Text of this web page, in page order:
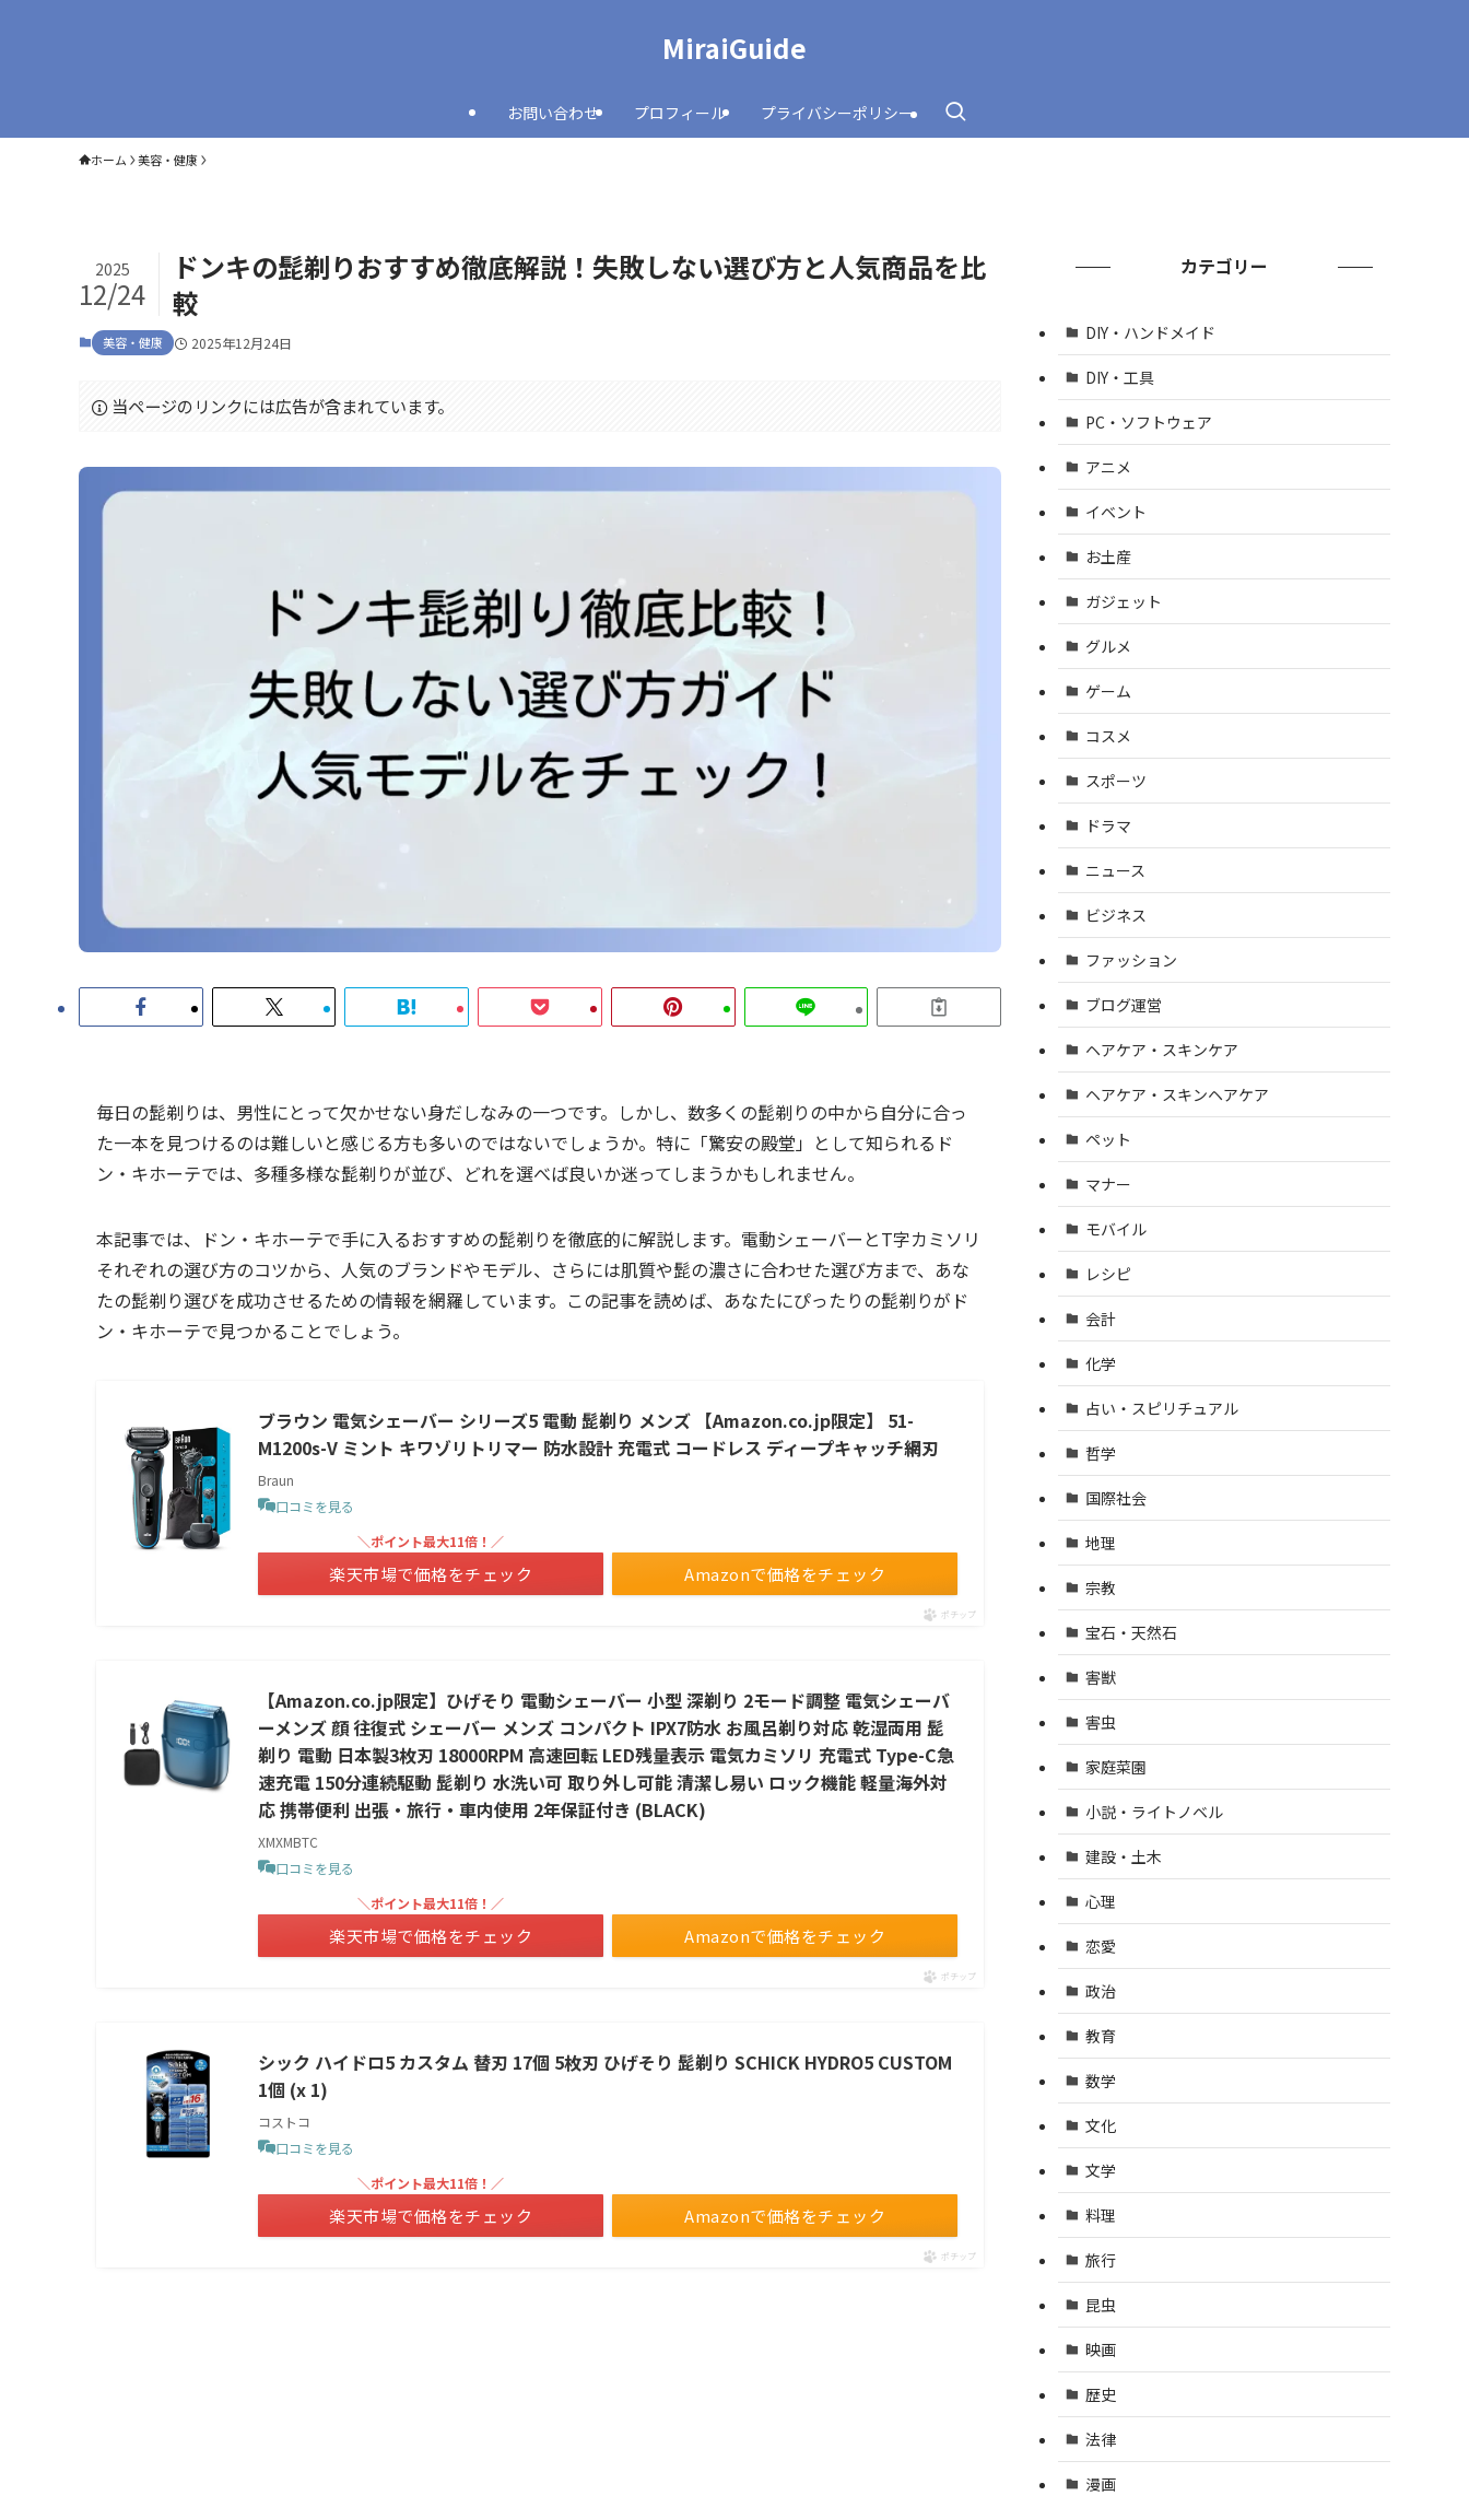
MiraiGuide
お問い合わせ プロフィール プライバシーポリシー
ホーム 美容・健康
ドンキの髭剃りおすすめ徹底解説！失敗しない選び方と人気商品を比
較
2025
12/24
美容・健康 2025年12月24日
当ページのリンクには広告が含まれています。
毎日の髭剃りは、男性にとって欠かせない身だしなみの一つです。しかし、数多くの髭剃りの中から自分に合っ
た一本を見つけるのは難しいと感じる方も多いのではないでしょうか。特に「驚安の殿堂」として知られるド
ン・キホーテでは、多種多様な髭剃りが並び、どれを選べば良いか迷ってしまうかもしれません。
本記事では、ドン・キホーテで手に入るおすすめの髭剃りを徹底的に解説します。電動シェーバーとT字カミソリ
それぞれの選び方のコツから、人気のブランドやモデル、さらには肌質や髭の濃さに合わせた選び方まで、あな
たの髭剃り選びを成功させるための情報を網羅しています。この記事を読めば、あなたにぴったりの髭剃りがド
ン・キホーテで見つかることでしょう。
ブラウン 電気シェーバー シリーズ5 電動 髭剃り メンズ 【Amazon.co.jp限定】 51-
M1200s-V ミント キワゾリトリマー 防水設計 充電式 コードレス ディープキャッチ網刃
Braun
口コミを見る
Amazonで価格をチェック
＼ポイント最大11倍！／
楽天市場で価格をチェック
ポチップ
【Amazon.co.jp限定】ひげそり 電動シェーバー 小型 深剃り 2モード調整 電気シェーバ
ーメンズ 顔 往復式 シェーバー メンズ コンパクト IPX7防水 お風呂剃り対応 乾湿両用 髭
剃り 電動 日本製3枚刃 18000RPM 高速回転 LED残量表示 電気カミソリ 充電式 Type-C急
速充電 150分連続駆動 髭剃り 水洗い可 取り外し可能 清潔し易い ロック機能 軽量海外対
応 携帯便利 出張・旅行・車内使用 2年保証付き (BLACK)
XMXMBTC
口コミを見る
Amazonで価格をチェック
＼ポイント最大11倍！／
楽天市場で価格をチェック
ポチップ
シック ハイドロ5 カスタム 替刃 17個 5枚刃 ひげそり 髭剃り SCHICK HYDRO5 CUSTOM
1個 (x 1)
コストコ
口コミを見る
Amazonで価格をチェック
＼ポイント最大11倍！／
楽天市場で価格をチェック
ポチップ
カテゴリー
DIY・ハンドメイド
DIY・工具
PC・ソフトウェア
アニメ
イベント
お土産
ガジェット
グルメ
ゲーム
コスメ
スポーツ
ドラマ
ニュース
ビジネス
ファッション
ブログ運営
ヘアケア・スキンケア
ヘアケア・スキンヘアケア
ペット
マナー
モバイル
レシピ
会計
化学
占い・スピリチュアル
哲学
国際社会
地理
宗教
宝石・天然石
害獣
害虫
家庭菜園
小説・ライトノベル
建設・土木
心理
恋愛
政治
教育
数学
文化
文学
料理
旅行
昆虫
映画
歴史
法律
漫画